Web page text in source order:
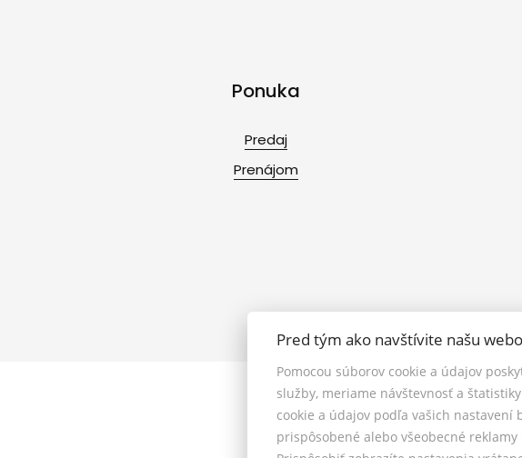
Ponuka
Predaj
Prenájom
Pred tým ako navštívite našu
Pomocou súborov cookie a údajov
služby, meriame návštevnosť a
cookie a údajov podľa vašich nastavení
prispôsobené alebo všeobecné